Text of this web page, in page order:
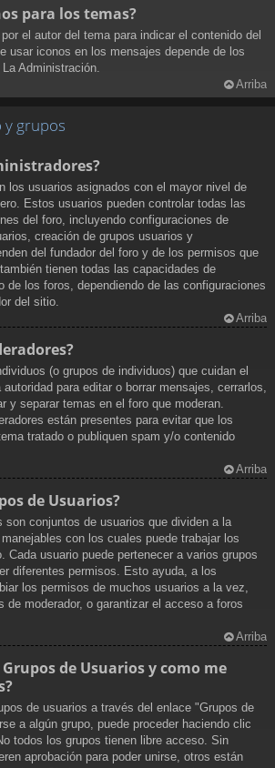
para los temas?
el autor del tema para indicar el contenido del
usar iconos en los mensajes depende de los
Administración.
Arriba
y grupos
los usuarios asignados con el mayor nivel de
Estos usuarios pueden controlar todas las
del foro, incluyendo configuraciones de
creación de grupos usuarios y
del fundador del foro y de los permisos que
tienen todas las capacidades de
de los foros, dependiendo de las configuraciones
del sitio.
Arriba
(o grupos de individuos) que cuidan el
para editar o borrar mensajes, cerrarlos,
y separar temas en el foro que moderan.
están presentes para evitar que los
tratado o publiquen spam y/o contenido
Arriba
de Usuarios?
son conjuntos de usuarios que dividen a la
con los cuales puede trabajar los
Cada usuario puede pertenecer a varios grupos
diferentes permisos. Esto ayuda, a los
los permisos de muchos usuarios a la vez,
de moderador, o garantizar el acceso a foros
Arriba
de Usuarios y como me
de usuarios a través del enlace "Grupos de
a algún grupo, puede proceder haciendo clic
todos los grupos tienen libre acceso. Sin
aprobación para poder unirse, otros están